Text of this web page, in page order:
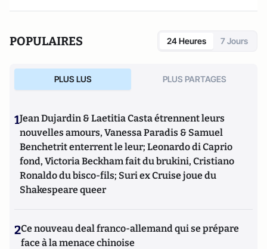
d’ouvrages et de nombreux articles sur l’histoire de
mondialisations, l’histoire de la monnaie, l’histoire du
nazisme et des autres violences de masse au XXème siècle
ou l’histoire des relations internationales et des conflits
Benjamin Disraëli.
POPULAIRES 24 Heures 7 Jours
PLUS LUS PLUS PARTAGES
1Jean Dujardin & Laetitia Casta étrennent leurs
nouvelles amours, Vanessa Paradis & Samuel
Benchetrit enterrent le leur; Leonardo di Caprio
fond, Victoria Beckham fait du brukini, Cristiano
Ronaldo du bisco-fils; Suri ex Cruise joue du
Shakespeare queer
2Ce nouveau deal franco-allemand qui se prépare
face à la menace chinoise